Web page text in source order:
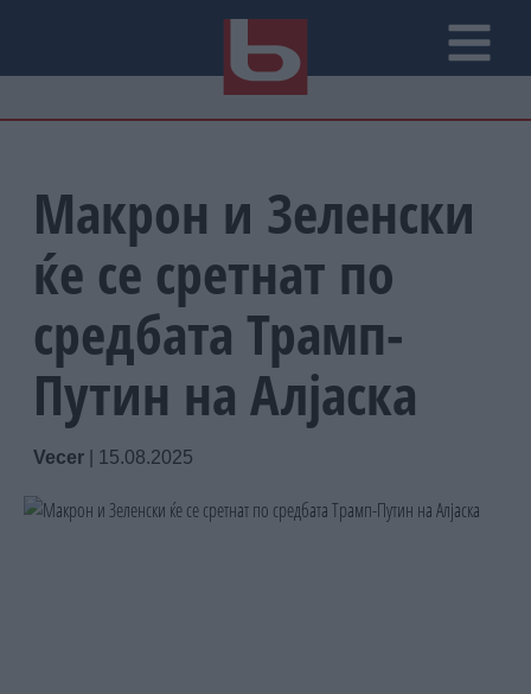
Макрон и Зеленски
ќе се сретнат по
средбата Трамп-
Путин на Алјаска
Vecer 15.08.2025